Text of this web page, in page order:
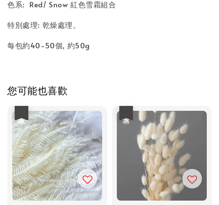
色系: Red/ Snow 紅色雪霜組合
特別處理: 乾燥處理。
每包約40-50個, 約50g
您可能也喜歡